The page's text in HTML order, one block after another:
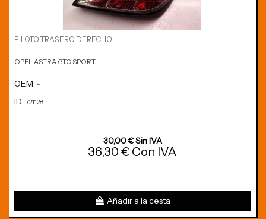
PILOTO TRASERO DERECHO
OPEL ASTRA GTC SPORT
OEM: -
ID: 721128
30,00 € Sin IVA
36,30 € Con IVA
Añadir a la cesta